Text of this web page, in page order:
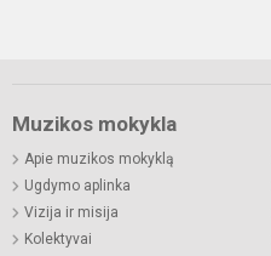
Muzikos mokykla
Apie muzikos mokyklą
Ugdymo aplinka
Vizija ir misija
Kolektyvai